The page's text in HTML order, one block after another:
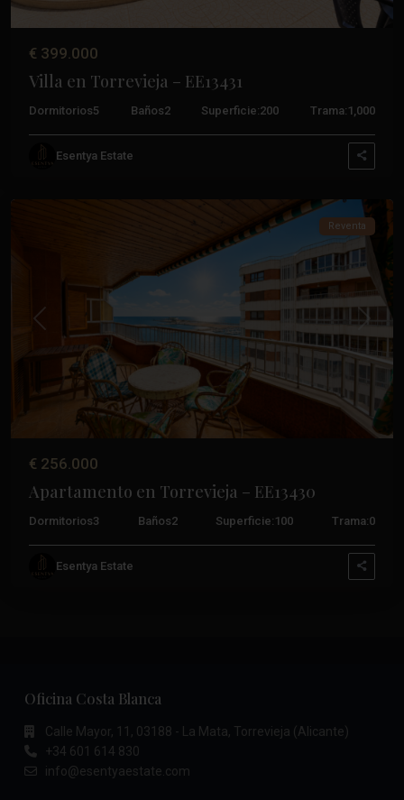
€ 399.000
Villa en Torrevieja – EE13431
Dormitorios5 Baños2 Superficie:200 Trama: 1,000
Esentya Estate
Anterior
Reventa
€ 256.000
Apartamento en Torrevieja – EE13430
Dormitorios3 Baños2 Superficie: 100 Trama:0
Esentya Estate
Oficina Costa Blanca
Calle Mayor, 11, 03188 - La Mata, Torrevieja (Alicante)
+34 601 614 830
info@esentyaestate.com